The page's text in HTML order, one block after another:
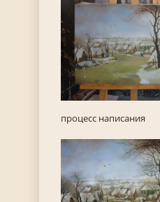
процесс написания